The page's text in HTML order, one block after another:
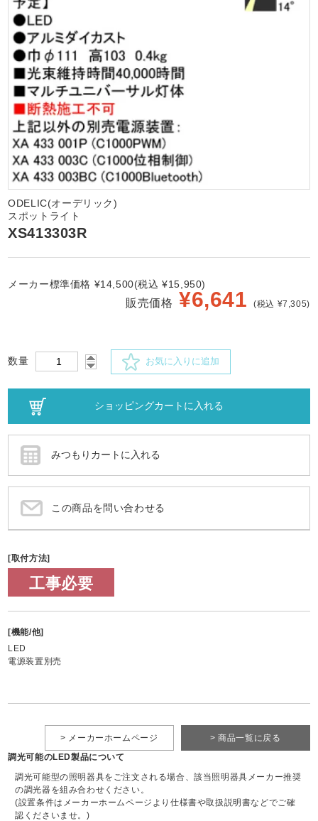
ODELIC(オーデリック)
スポットライト
XS413303R
メーカー標準価格 ¥14,500(税込 ¥15,950)
販売価格 ¥6,641 (税込 ¥7,305)
数量 お気に入りに追加
この商品を問い合わせる
[取付方法]
工事必要
[機能/他]
LED
電源装置別売
> 商品一覧に戻る
> メーカーホームページ
調光可能のLED製品について
調光可能型の照明器具をご注文される場合、該当照明器具メーカー推奨
の調光器を組み合わせください。
(設置条件はメーカーホームページより仕様書や取扱説明書などでご確
認くださいませ。)